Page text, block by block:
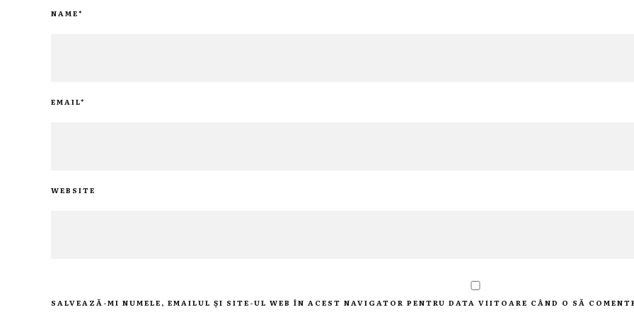
NAME*
EMAIL*
WEBSITE
SALVEAZĂ-MI NUMELE, EMAILUL ȘI SITE-UL WEB ÎN ACEST NAVIGATOR PENTRU DATA VIITOARE CÂND O SĂ